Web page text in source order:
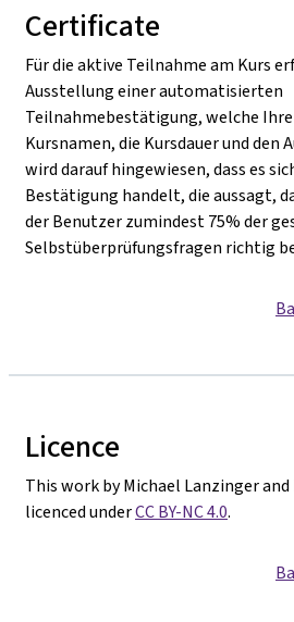
Certificate
Für die aktive Teilnahme am Kurs
Ausstellung einer automatisierten
Teilnahmebestätigung, welche
Kursnamen, die Kursdauer und den
wird darauf hingewiesen, dass es
Bestätigung handelt, die aussagt,
der Benutzer zumindest 75% der
Selbstüberprüfungsfragen richtig
Licence
This work by Michael Lanzinger
licenced underCC BY-NC 4.0.